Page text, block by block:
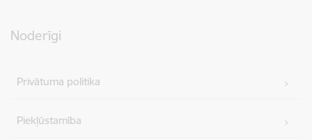
Noderīgi
Privātuma politika
Piekļūstamība